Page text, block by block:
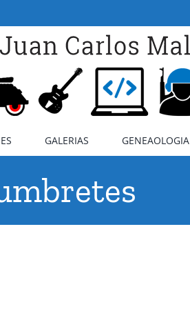
GALERIAS GENEAOLOGIA